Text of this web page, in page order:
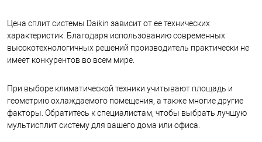
Цена сплит системы Daikin зависит от ее технических
характеристик. Благодаря использованию современных
высокотехнологичных решений производитель практически не
имеет конкурентов во всем мире.
При выборе климатической техники учитывают площадь и
геометрию охлаждаемого помещения, а также многие другие
факторы. Обратитесь к специалистам, чтобы выбрать лучшую
мультисплит систему для вашего дома или офиса.